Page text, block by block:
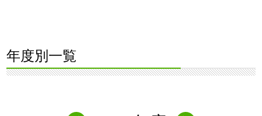
年度別一覧